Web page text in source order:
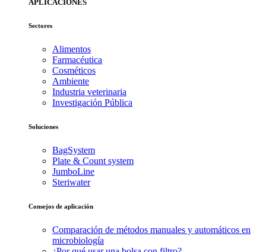
APLICACIONES
Sectores
Alimentos
Farmacéutica
Cosméticos
Ambiente
Industria veterinaria
Investigación Pública
Soluciones
BagSystem
Plate & Count system
JumboLine
Steriwater
Consejos de aplicación
Comparación de métodos manuales y automáticos en
microbiología